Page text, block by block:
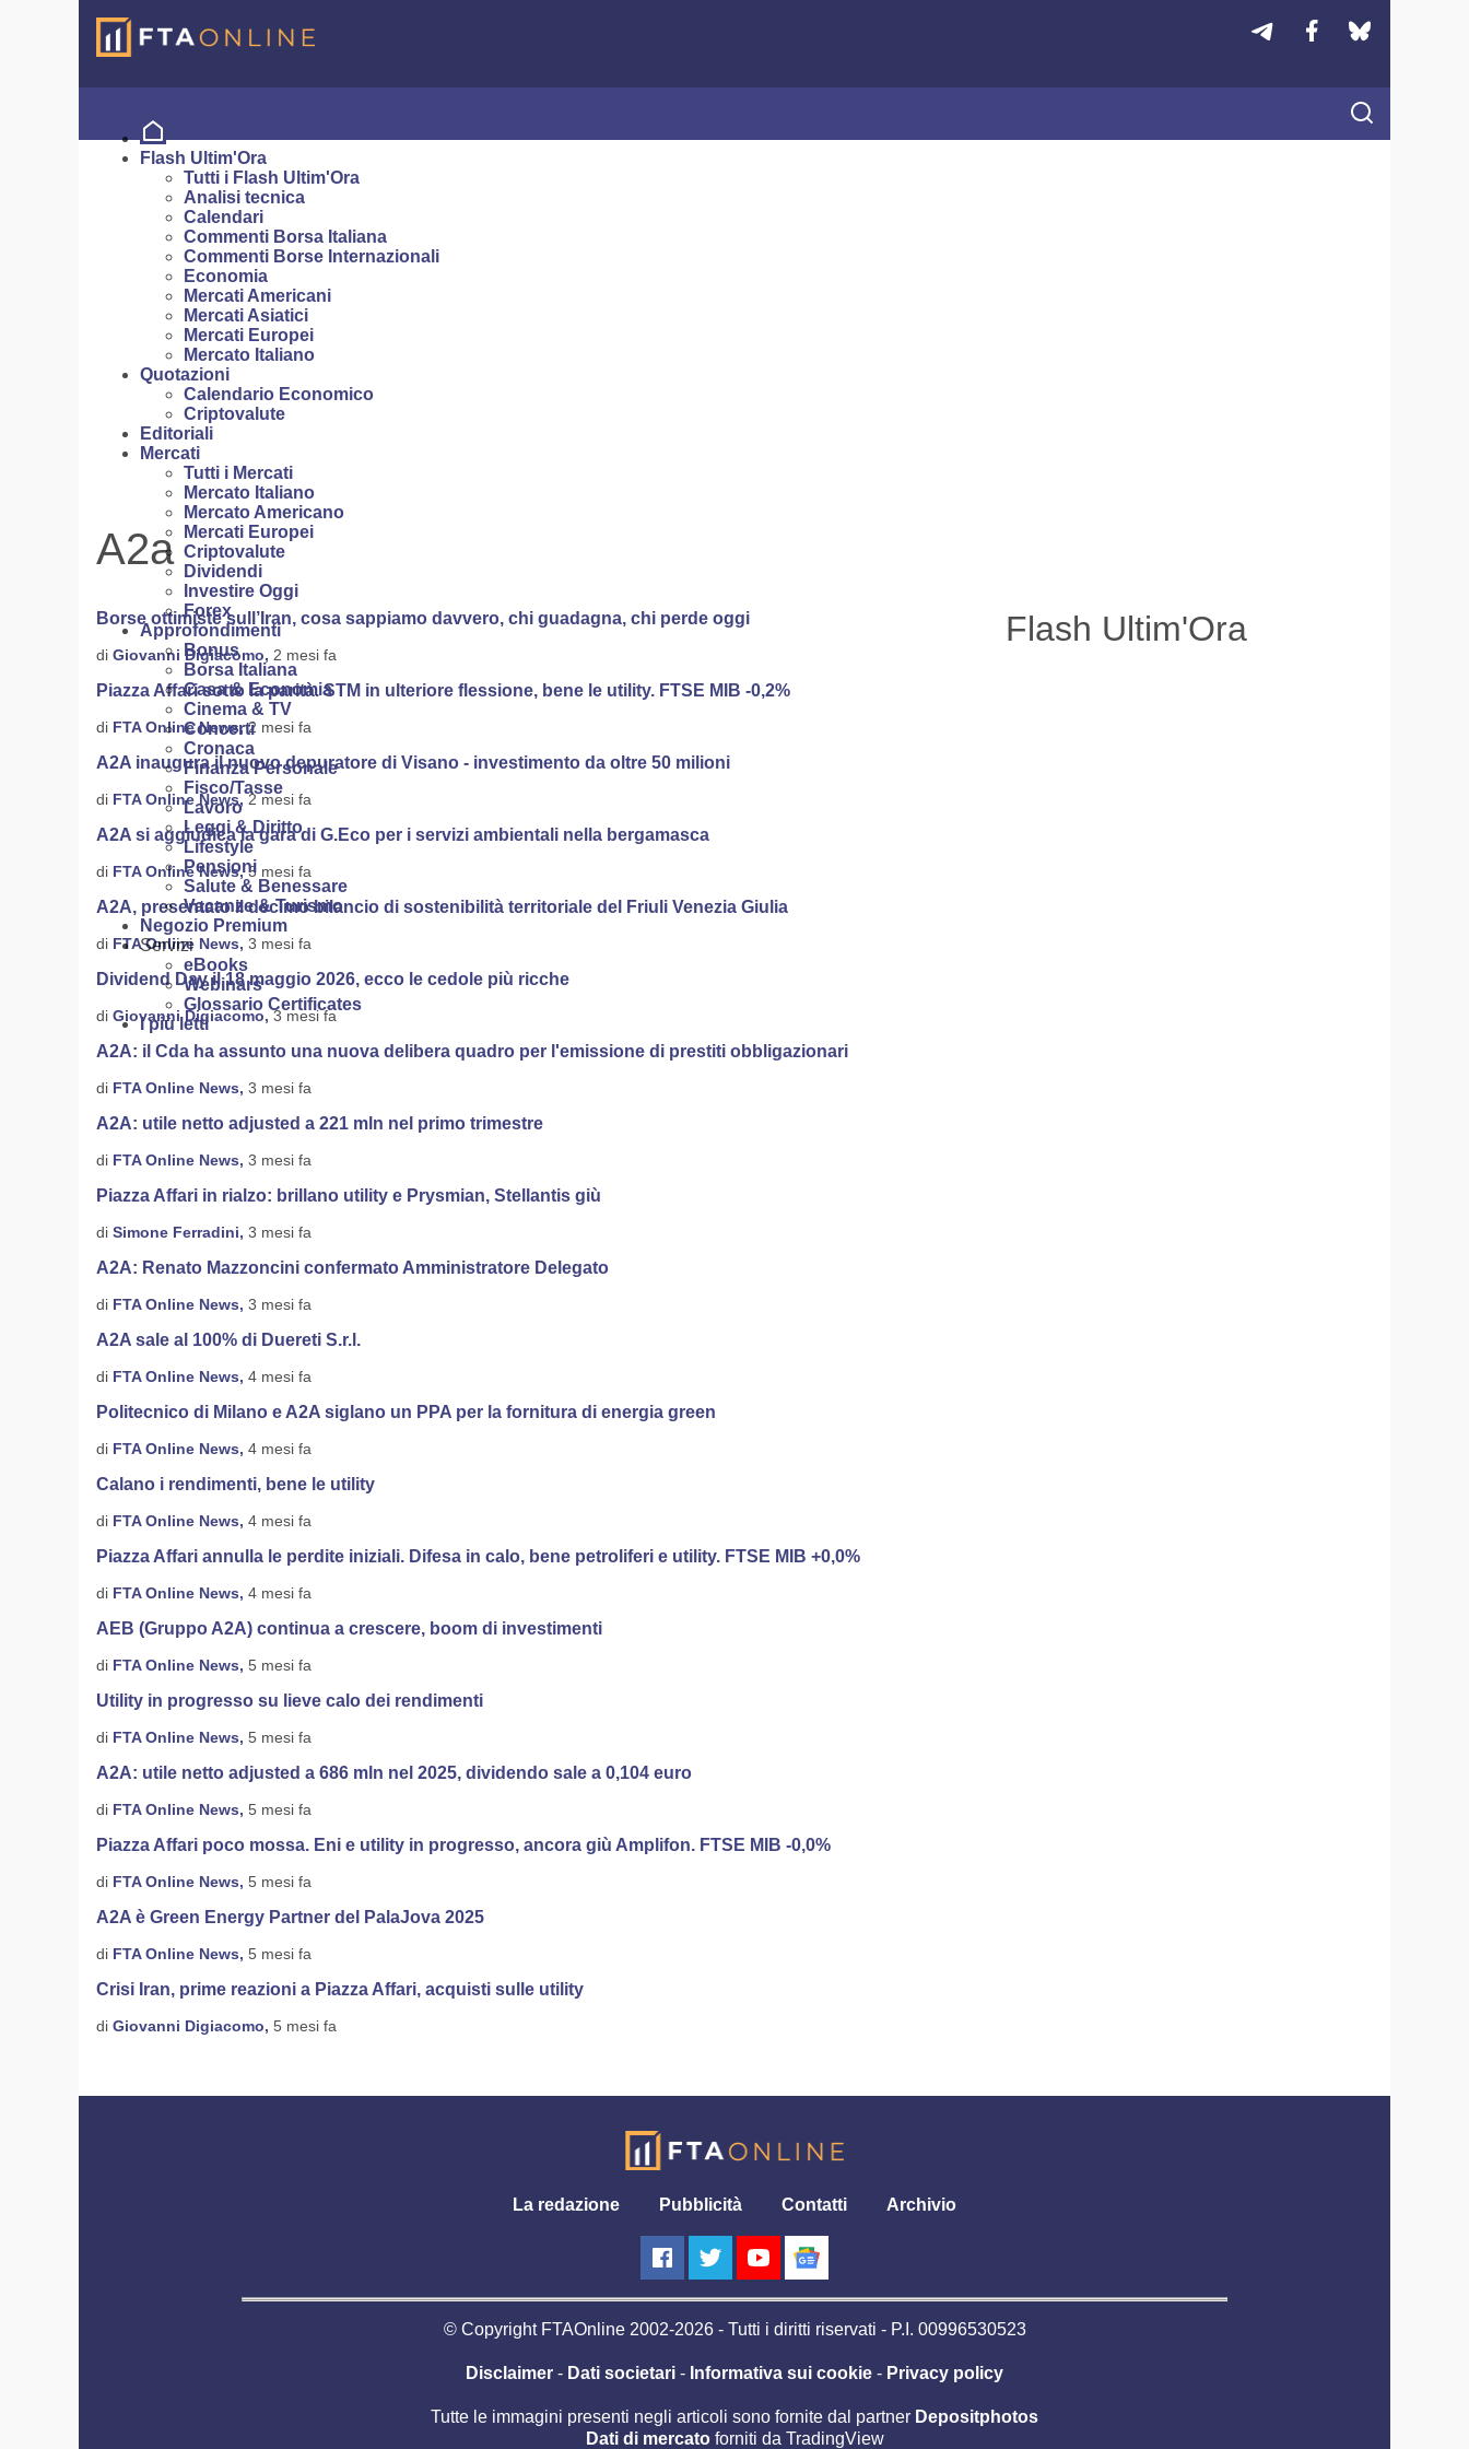
Flash Ultim'Ora
Tutti i Flash Ultim'Ora
Analisi tecnica
Calendari
Commenti Borsa Italiana
Commenti Borse Internazionali
Economia
Mercati Americani
Mercati Asiatici
Mercati Europei
Mercato Italiano
Quotazioni
Calendario Economico
Criptovalute
Editoriali
Mercati
Tutti i Mercati
Mercato Italiano
Mercato Americano
Mercati Europei
Criptovalute
Dividendi
Investire Oggi
Forex
Approfondimenti
Bonus
Borsa Italiana
Casa & Economia
Cinema & TV
Concerti
Cronaca
Finanza Personale
Fisco/Tasse
Lavoro
Leggi & Diritto
Lifestyle
Pensioni
Salute & Benessare
Vacanze & Turismo
Negozio Premium
Servizi
eBooks
Webinars
Glossario Certificates
I più letti
A2a
Borse ottimiste sull’Iran, cosa sappiamo davvero, chi guadagna, chi perde oggi
di Giovanni Digiacomo, 2 mesi fa
Piazza Affari sotto la parità. STM in ulteriore flessione, bene le utility. FTSE MIB -0,2%
di FTA Online News,2 mesi fa
A2A inaugura il nuovo depuratore di Visano - investimento da oltre 50 milioni
di FTA Online News,2 mesi fa
A2A si aggiudica la gara di G.Eco per i servizi ambientali nella bergamasca
di FTA Online News,3 mesi fa
A2A, presentato il decimo bilancio di sostenibilità territoriale del Friuli Venezia Giulia
di FTA Online News, 3 mesi fa
Dividend Day il 18 maggio 2026, ecco le cedole più ricche
di Giovanni Digiacomo,3 mesi fa
A2A: il Cda ha assunto una nuova delibera quadro per l'emissione di prestiti obbligazionari
di FTA Online News, 3 mesi fa
A2A: utile netto adjusted a 221 mln nel primo trimestre
di FTA Online News, 3 mesi fa
Piazza Affari in rialzo: brillano utility e Prysmian, Stellantis giù
di Simone Ferradini, 3 mesi fa
A2A: Renato Mazzoncini confermato Amministratore Delegato
di FTA Online News, 3 mesi fa
A2A sale al 100% di Duereti S.r.l.
di FTA Online News, 4 mesi fa
Politecnico di Milano e A2A siglano un PPA per la fornitura di energia green
di FTA Online News, 4 mesi fa
Calano i rendimenti, bene le utility
di FTA Online News, 4 mesi fa
Piazza Affari annulla le perdite iniziali. Difesa in calo, bene petroliferi e utility. FTSE MIB +0,0%
di FTA Online News, 4 mesi fa
AEB (Gruppo A2A) continua a crescere, boom di investimenti
di FTA Online News, 5 mesi fa
Utility in progresso su lieve calo dei rendimenti
di FTA Online News, 5 mesi fa
A2A: utile netto adjusted a 686 mln nel 2025, dividendo sale a 0,104 euro
di FTA Online News, 5 mesi fa
Piazza Affari poco mossa. Eni e utility in progresso, ancora giù Amplifon. FTSE MIB -0,0%
di FTA Online News, 5 mesi fa
A2A è Green Energy Partner del PalaJova 2025
di FTA Online News, 5 mesi fa
Crisi Iran, prime reazioni a Piazza Affari, acquisti sulle utility
di Giovanni Digiacomo, 5 mesi fa
Flash Ultim'Ora
La redazione Pubblicità Contatti Archivio
© Copyright FTAOnline 2002-2026 - Tutti i diritti riservati - P.I. 00996530523
Disclaimer - Dati societari - Informativa sui cookie - Privacy policy
Tutte le immagini presenti negli articoli sono fornite dal partner Depositphotos
Dati di mercatoforniti da TradingView